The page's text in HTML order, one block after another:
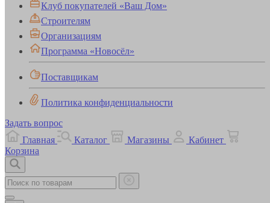
Клуб покупателей «Ваш Дом»
Строителям
Организациям
Программа «Новосёл»
Поставщикам
Политика конфиденциальности
Задать вопрос
Главная
Каталог Магазины
Кабинет
Корзина